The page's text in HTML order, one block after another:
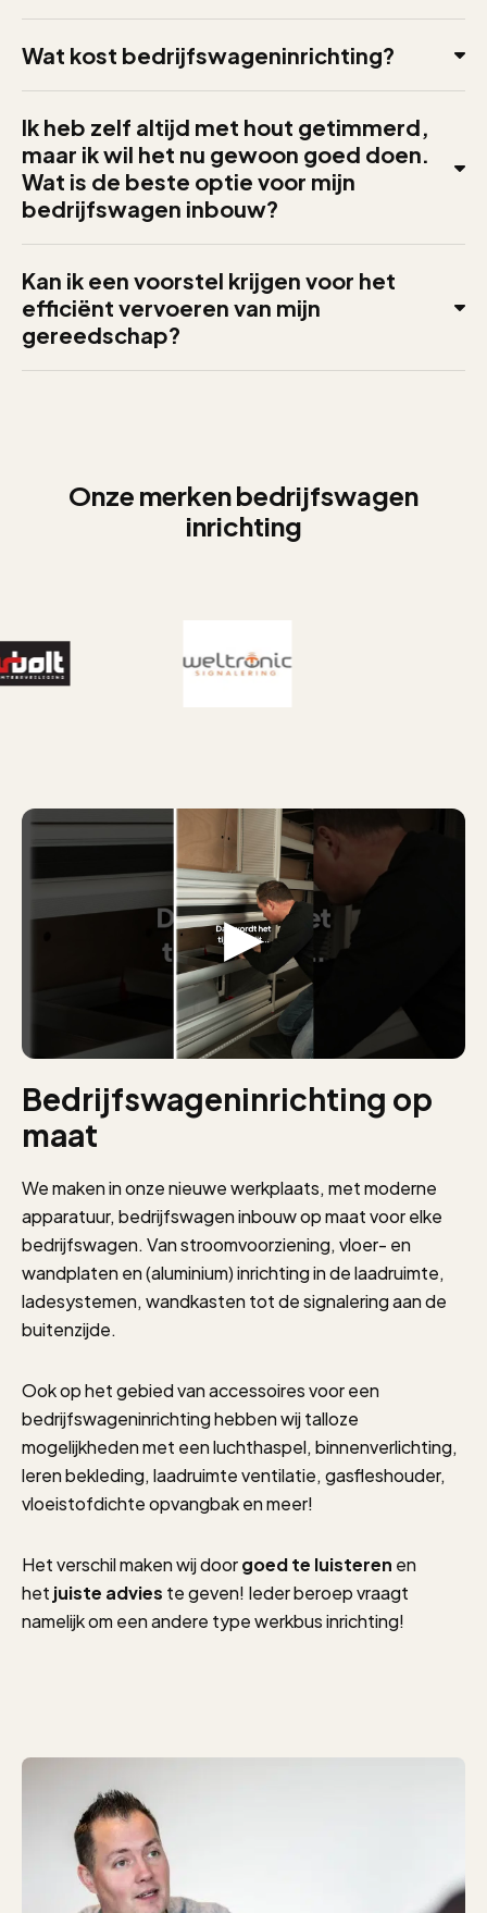
Wat kost bedrijfswageninrichting?
Ik heb zelf altijd met hout getimmerd,
maar ik wil het nu gewoon goed doen.
Wat is de beste optie voor mijn
bedrijfswagen inbouw?
Kan ik een voorstel krijgen voor het
efficiënt vervoeren van mijn
gereedschap?
Onze merken bedrijfswagen
inrichting
Bedrijfswageninrichting op
maat
We maken in onze nieuwe werkplaats, met moderne
apparatuur, bedrijfswagen inbouwop maat voor elke
bedrijfswagen. Van stroomvoorziening, vloer- en
wandplaten en (aluminium) inrichting in de laadruimte,
ladesystemen, wandkasten tot de signalering aan de
buitenzijde.
Ook op het gebied van accessoires voor een
bedrijfswageninrichting hebben wij talloze
mogelijkheden met een luchthaspel, binnenverlichting,
leren bekleding, laadruimte ventilatie, gasfleshouder,
vloeistofdichte opvangbak en meer!
Het verschil maken wij doorgoed te luisteren en
het juiste advies te geven! Ieder beroep vraagt
namelijk om een andere type werkbus inrichting!
`